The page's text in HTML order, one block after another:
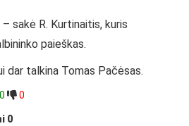
sakė R. Kurtinaitis, kuris
paieškas.
dar talkina Tomas Pačėsas.
0 0
0